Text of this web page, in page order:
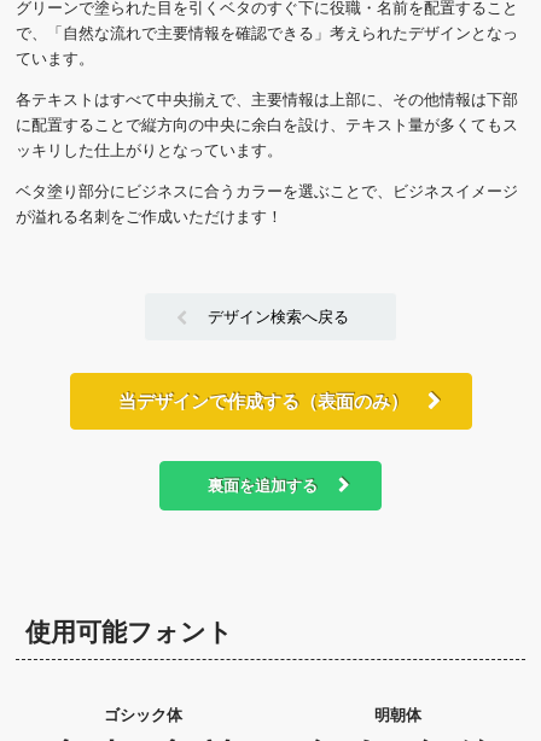
グリーンで塗られた目を引くベタのすぐ下に役職・名前を配置すること
で、「自然な流れで主要情報を確認できる」考えられたデザインとなっ
ています。
各テキストはすべて中央揃えで、主要情報は上部に、その他情報は下部
に配置することで縦方向の中央に余白を設け、テキスト量が多くてもス
ッキリした仕上がりとなっています。
ベタ塗り部分にビジネスに合うカラーを選ぶことで、ビジネスイメージ
が溢れる名刺をご作成いただけます！
デザイン検索へ戻る
当デザインで作成する（表面のみ）
裏面を追加する
使用可能フォント
ゴシック体 明朝体